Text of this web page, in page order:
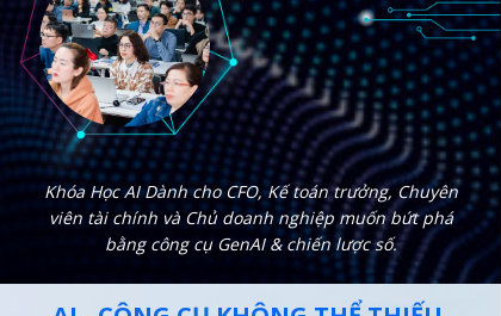
Khóa Học AI Dành cho CFO, Kế toán trưởng, Chuyên
viên tài chính và Chủ doanh nghiệp muốn bứt phá
bằng công cụ GenAI & chiến lược số.